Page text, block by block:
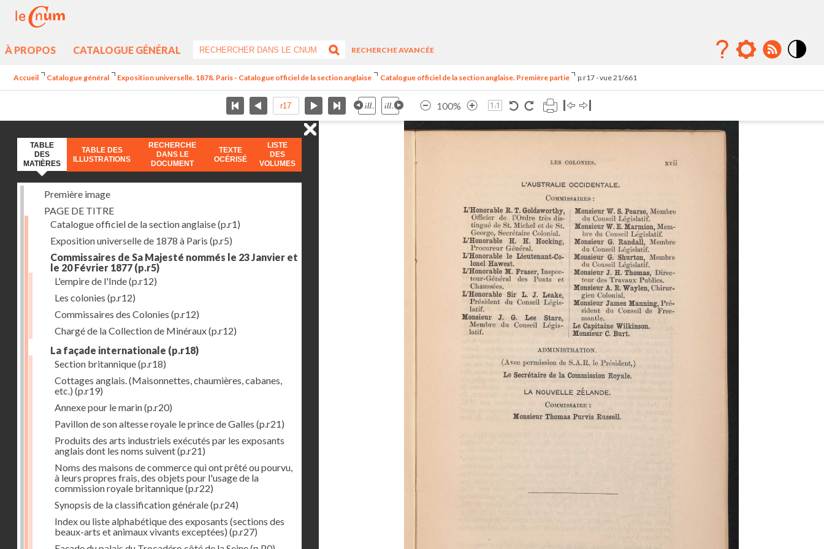
À PROPOS CATALOGUE GÉNÉRAL
RECHERCHE AVANCÉE
Accueil Catalogue général Exposition universelle. 1878. Paris - Catalogue officiel de la section anglaise Catalogue officiel de la section anglaise. Première partie p.r17 - vue 21/661
100%
TABLE
DES
MATIÈRES
TABLE DES
ILLUSTRATIONS
RECHERCHE
DANS LE
DOCUMENT
TEXTE
OCÉRISÉ
LISTE
DES
VOLUMES
Première image
PAGE DE TITRE
Catalogue officiel de la section anglaise(p.r1)
Exposition universelle de 1878 à Paris (p.r5)
Commissaires de Sa Majesté nommés le 23 Janvier et
le 20 Février 1877 (p.r5)
L'empire de l'Inde(p.r12)
Les colonies (p.r12)
Commissaires des Colonies (p.r12)
Chargé de la Collection de Minéraux(p.r12)
La façade internationale (p.r18)
Section britannique(p.r18)
Cottages anglais. (Maisonnettes, chaumières, cabanes,
etc.) (p.r19)
Annexe pour le marin(p.r20)
Pavillon de son altesse royale le prince de Galles (p.r21)
Produits des arts industriels exécutés par les exposants
anglais dont les noms suivent(p.r21)
Noms des maisons de commerce qui ont prêté ou pourvu,
à leurs propres frais, des objets pour l'usage de la
commission royale britannique(p.r22)
Synopsis de la classification générale(p.r24)
Index ou liste alphabétique des exposants (sections des
beaux-arts et animaux vivants exceptées) (p.r27)